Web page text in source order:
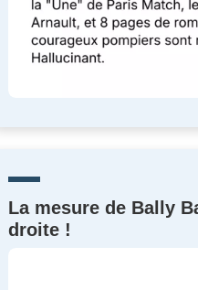
La mesure de Bally
droite !